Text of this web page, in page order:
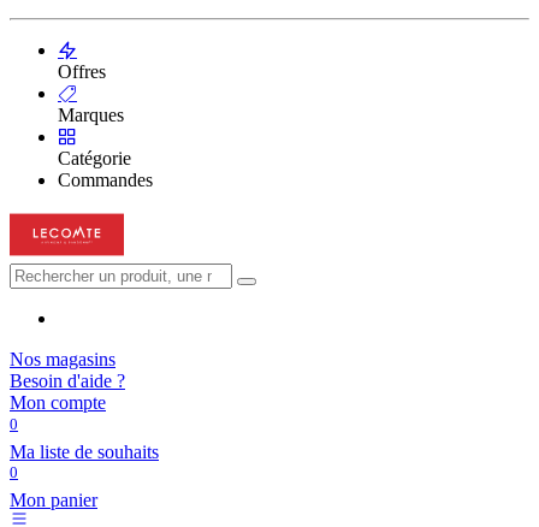
Offres
Marques
Catégorie
Commandes
Nos magasins
Besoin d'aide ?
Mon compte
0
Ma liste de souhaits
0
Mon panier